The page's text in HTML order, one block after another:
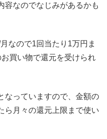
容なのでなじみがあるかも
なので1回当たり1万円ま
買い物で還元を受けられ
なっていますので、金額の
ら月々の還元上限まで使い